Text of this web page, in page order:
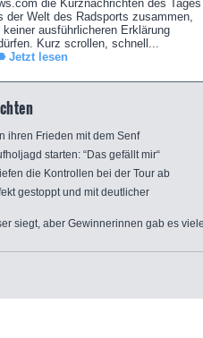
die Kurznachrichten des Tages
der Welt des Radsports zusammen,
keiner ausführlicheren Erklärung
Kurz scrollen, schnell...
Jetzt lesen
ihren Frieden mit dem Senf
starten: “Das gefällt mir“
die Kontrollen bei der Tour ab
gestoppt und mit deutlicher
siegt, aber Gewinnerinnen gab es